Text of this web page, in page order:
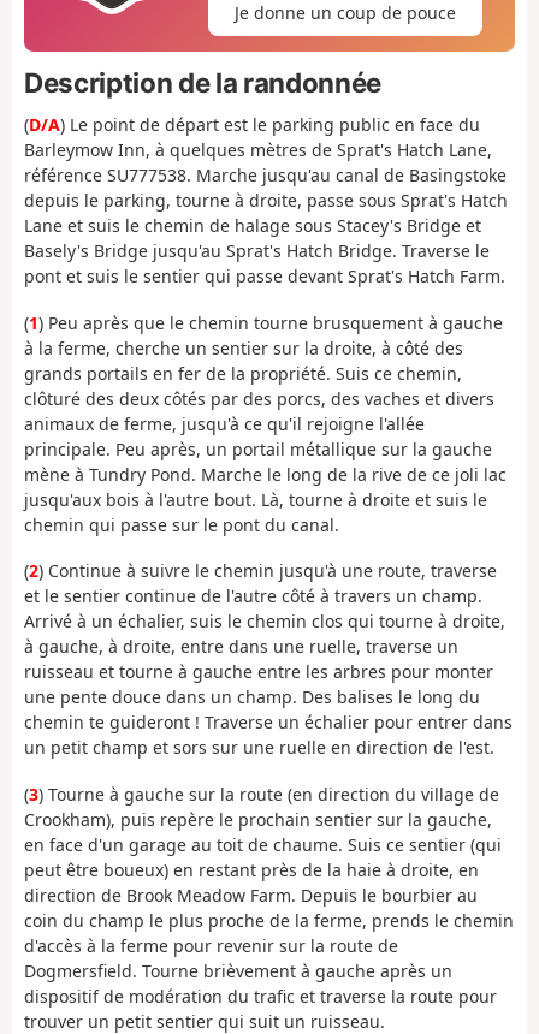
Je donne un coup de pouce
Description de la randonnée
(D/A) Le point de départ est le parking public en face du
Barleymow Inn, à quelques mètres de Sprat's Hatch Lane,
référence SU777538. Marche jusqu'au canal de Basingstoke
depuis le parking, tourne à droite, passe sous Sprat's Hatch
Lane et suis le chemin de halage sous Stacey's Bridge et
Basely's Bridge jusqu'au Sprat's Hatch Bridge. Traverse le
pont et suis le sentier qui passe devant Sprat's Hatch Farm.
(1) Peu après que le chemin tourne brusquement à gauche
à la ferme, cherche un sentier sur la droite, à côté des
grands portails en fer de la propriété. Suis ce chemin,
clôturé des deux côtés par des porcs, des vaches et divers
animaux de ferme, jusqu'à ce qu'il rejoigne l'allée
principale. Peu après, un portail métallique sur la gauche
mène à Tundry Pond. Marche le long de la rive de ce joli lac
jusqu'aux bois à l'autre bout. Là, tourne à droite et suis le
chemin qui passe sur le pont du canal.
(2) Continue à suivre le chemin jusqu'à une route, traverse
et le sentier continue de l'autre côté à travers un champ.
Arrivé à un échalier, suis le chemin clos qui tourne à droite,
à gauche, à droite, entre dans une ruelle, traverse un
ruisseau et tourne à gauche entre les arbres pour monter
une pente douce dans un champ. Des balises le long du
chemin te guideront ! Traverse un échalier pour entrer dans
un petit champ et sors sur une ruelle en direction de l'est.
(3) Tourne à gauche sur la route (en direction du village de
Crookham), puis repère le prochain sentier sur la gauche,
en face d'un garage au toit de chaume. Suis ce sentier (qui
peut être boueux) en restant près de la haie à droite, en
direction de Brook Meadow Farm. Depuis le bourbier au
coin du champ le plus proche de la ferme, prends le chemin
d'accès à la ferme pour revenir sur la route de
Dogmersfield. Tourne brièvement à gauche après un
dispositif de modération du trafic et traverse la route pour
trouver un petit sentier qui suit un ruisseau.